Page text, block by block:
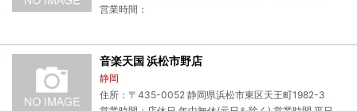
営業時間：
音楽天国 浜松市野店
静岡
住所：〒435-0052 静岡県浜松市東区天王町1982-3